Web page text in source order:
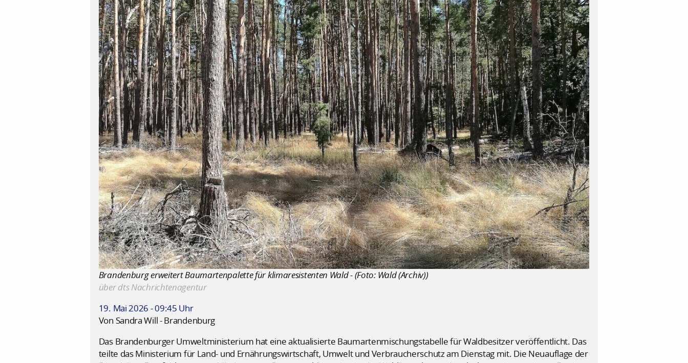
Brandenburg erweitert Baumartenpalette für klimaresistenten Wald - (Foto: Wald (Archiv))
über dts Nachrichtenagentur
19. Mai 2026 - 09:45 Uhr
Von Sandra Will - Brandenburg
Das Brandenburger Umweltministerium hat eine aktualisierte Baumartenmischungstabelle für Waldbesitzer veröffentlicht. Das
teilte das Ministerium für Land- und Ernährungswirtschaft, Umwelt und Verbraucherschutz am Dienstag mit. Die Neuauflage der